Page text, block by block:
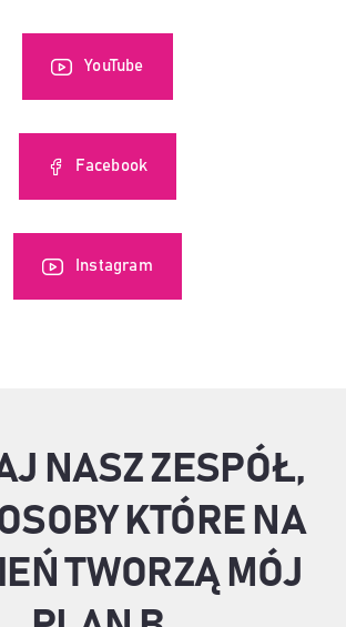
YouTube
Facebook
Instagram
NASZ ZESPÓŁ,
KTÓRE NA
TWORZĄ MÓJ